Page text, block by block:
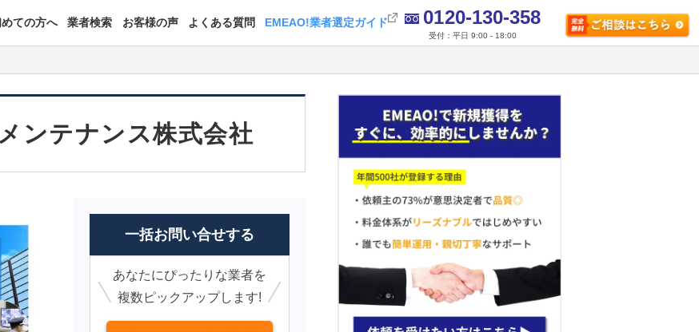
ての方へ 業者検索 お客様の声 よくある質問 EMEAO!業者選定ガイド 0120-130-358
受付：平日 9:00 - 18:00
ンテナンス株式会社
一括お問い合せする
あなたにぴったりな業者を
複数ピックアップします!